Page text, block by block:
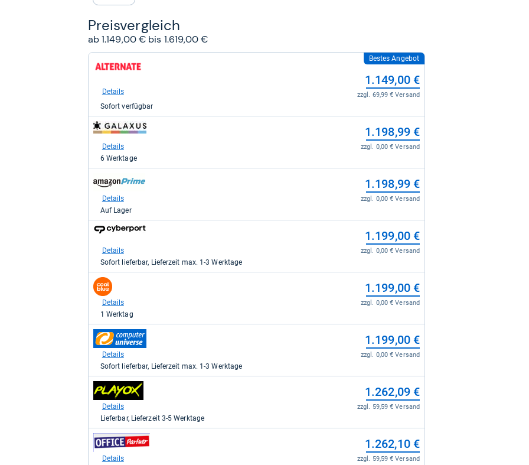
Preis­ver­gleich
ab 1.149,00 € bis 1.619,00 €
zum
Shop:
Alternate
1.149,00
kaufen.
Bestes Angebot
1.149,00 €
zzgl. 69,99 € Versand
Details
Sofort verfügbar
zum
Shop:
für
kaufen.
1.198,99 €
zzgl. 0,00 € Versand
Details
6 Werktage
Shop:
für
1.198,99
kaufen.
1.198,99 €
zzgl. 0,00 € Versand
Details
Auf Lager
zum
für
1.199,00
kaufen.
1.199,00 €
zzgl. 0,00 € Versand
Details
Sofort lieferbar, Lieferzeit max. 1-3 Werktage
zum
Shop:
1.199,00
kaufen.
1.199,00 €
zzgl. 0,00 € Versand
Details
1 Werktag
zum
Shop:
computeruniverse.net
für
1.199,00
kaufen.
1.199,00 €
zzgl. 0,00 € Versand
Details
Sofort lieferbar, Lieferzeit max. 1-3 Werktage
zum
Shop:
playox.de
für
1.262,09
kaufen.
1.262,09 €
zzgl. 59,59 € Versand
Details
Lieferbar, Lieferzeit 3-5 Werktage
zum
Shop:
1.262,10 €
zzgl. 59,59 € Versand
Details